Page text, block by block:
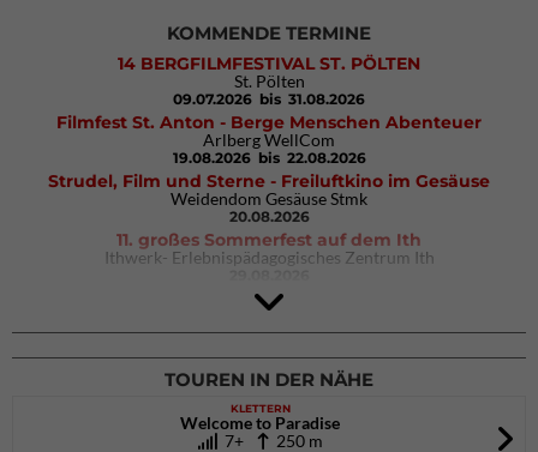
KOMMENDE TERMINE
14 BERGFILMFESTIVAL ST. PÖLTEN
St. Pölten
09.07.2026 bis 31.08.2026
Filmfest St. Anton - Berge Menschen Abenteuer
Arlberg WellCom
19.08.2026 bis 22.08.2026
Strudel, Film und Sterne - Freiluftkino im Gesäuse
Weidendom Gesäuse Stmk
20.08.2026
11. großes Sommerfest auf dem Ith
Ithwerk- Erlebnispädagogisches Zentrum Ith
4Blocs KIDS 2026
DAV Kletter- & Boulderzentrum München Süd (Thalkirchen)
26.09.2026
TOUREN IN DER NÄHE
KLETTERN
Welcome to Paradise
7+ 250 m